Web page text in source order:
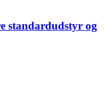
standardudstyr og